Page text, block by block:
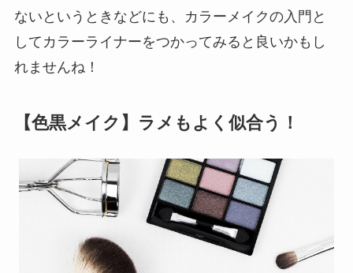
ないというときなどにも、カラーメイクの入門と
してカラーライナーをつかってみると良いかもし
れませんね！
【色黒メイク】ラメもよく似合う！